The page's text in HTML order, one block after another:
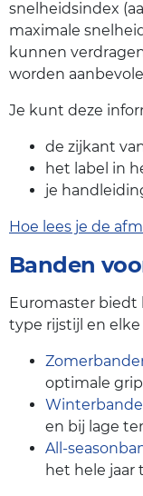
snelheidsindex
maximale
kunnen
worden
Je kunt deze
de zijkant
het label in
je
Hoe lees je de
Banden
Euromaster biedt
type rijstijl en
optimale
en bij lage
All-
het hele jaar